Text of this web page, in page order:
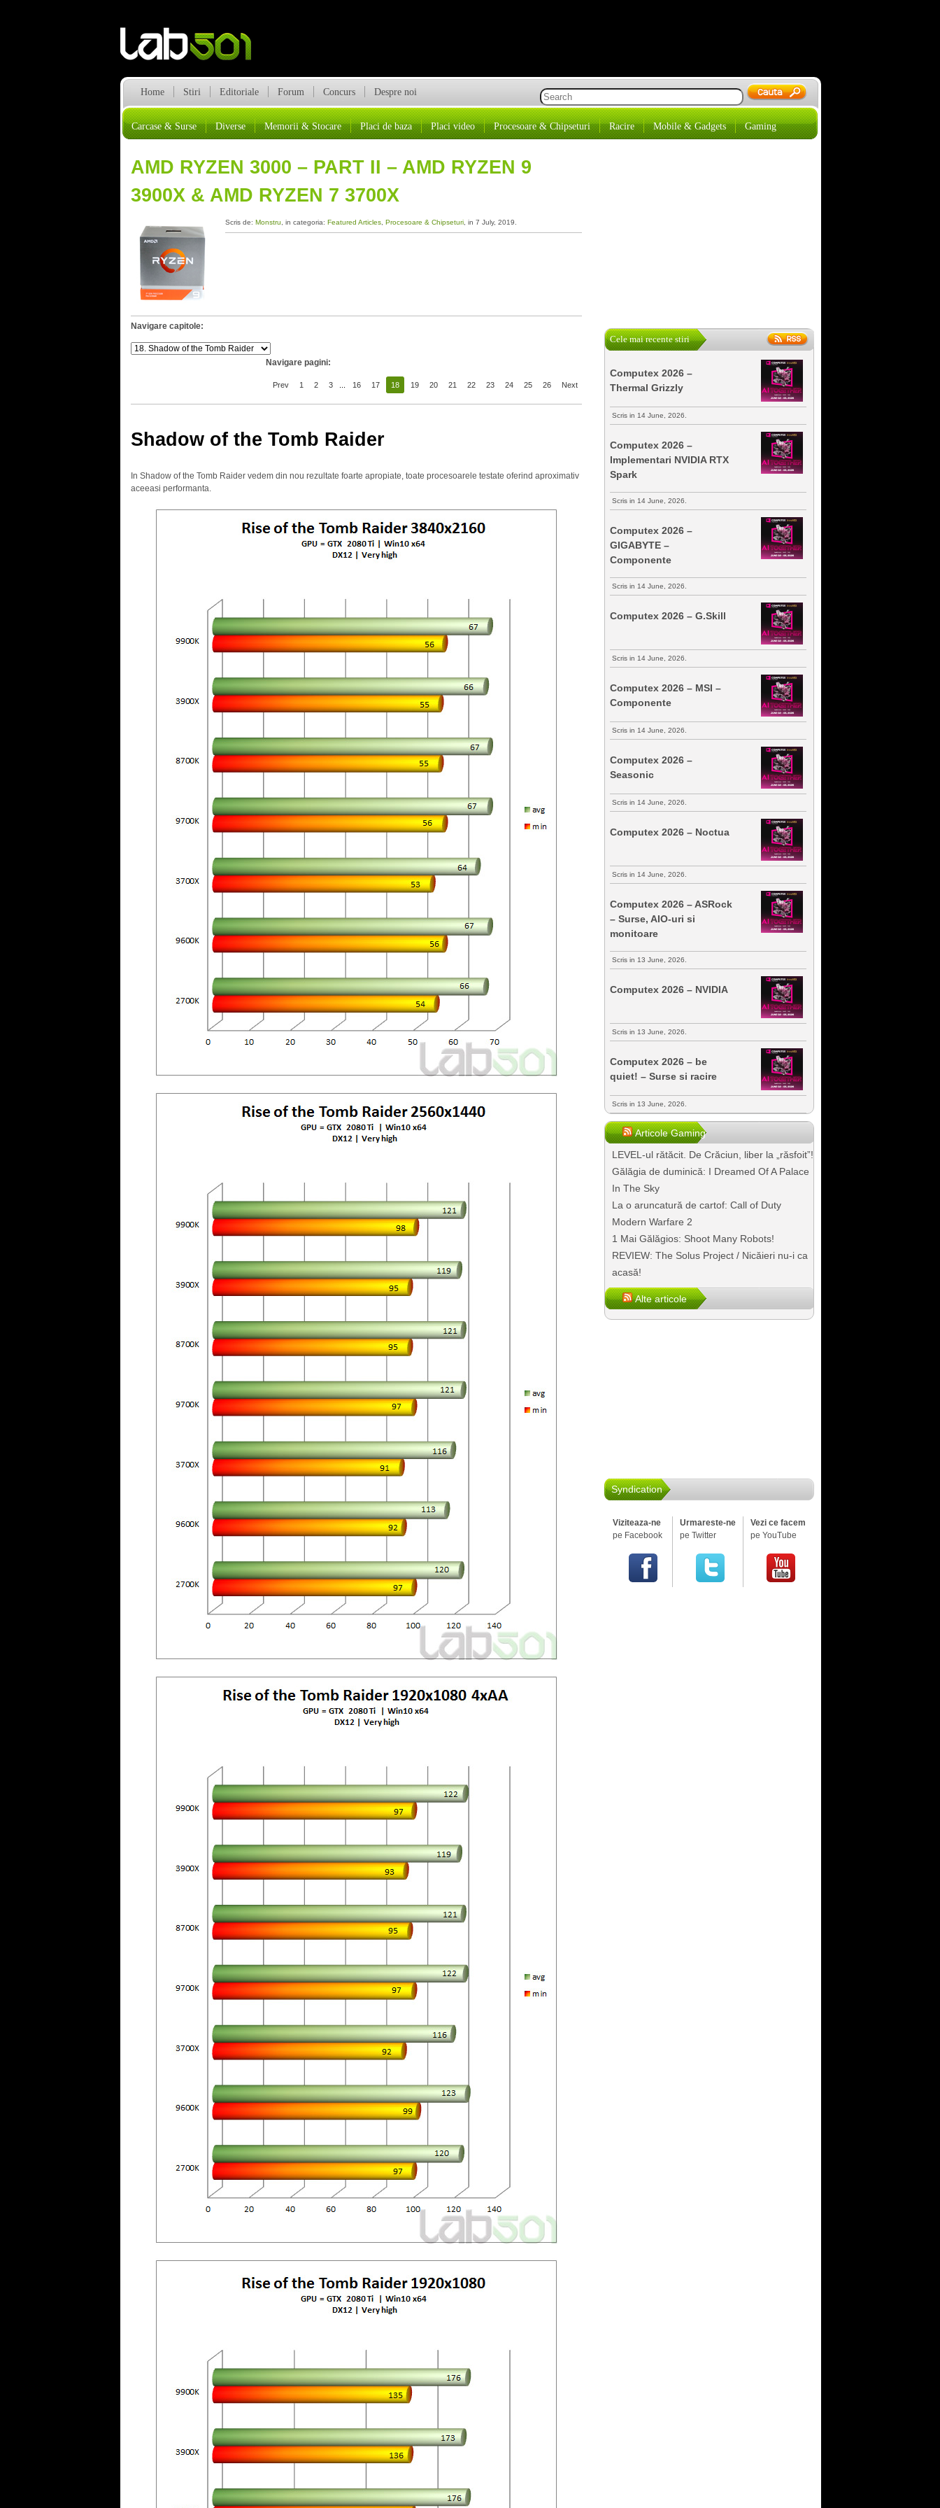
Home Stiri Editoriale Forum Concurs Despre noi
Carcase & Surse Diverse Memorii & Stocare Placi de baza Placi video Procesoare & Chipseturi Racire Mobile & Gadgets Gaming
AMD RYZEN 3000 – PART II – AMD RYZEN 9
3900X & AMD RYZEN 7 3700X
Scris de: Monstru , in categoria: Featured Articles, Procesoare & Chipseturi, in 7 July, 2019.
Navigare capitole:
Navigare pagini:
Prev 1 2 3 16 17 18 19 20 21 22 23 24 25 26 Next
Shadow of the Tomb Raider
In Shadow of the Tomb Raider vedem din nou rezultate foarte apropiate, toate procesoarele testate oferind aproximativ
aceeasi performanta.
Cele mai recente stiri
Computex 2026 –
Thermal Grizzly
Scris in 14 June, 2026.
Computex 2026 –
Implementari NVIDIA RTX
Spark
Scris in 14 June, 2026.
Computex 2026 –
GIGABYTE –
Componente
Scris in 14 June, 2026.
Computex 2026 – G.Skill
Scris in 14 June, 2026.
Computex 2026 – MSI –
Componente
Scris in 14 June, 2026.
Computex 2026 –
Seasonic
Scris in 14 June, 2026.
Computex 2026 – Noctua
Scris in 14 June, 2026.
Computex 2026 – ASRock
– Surse, AIO-uri si
monitoare
Scris in 13 June, 2026.
Computex 2026 – NVIDIA
Scris in 13 June, 2026.
Computex 2026 – be
quiet! – Surse si racire
Scris in 13 June, 2026.
Articole Gaming
LEVEL-ul rătăcit. De Crăciun, liber la „răsfoit”!
Gălăgia de duminică: I Dreamed Of A Palace
In The Sky
La o aruncatură de cartof: Call of Duty
Modern Warfare 2
1 Mai Gălăgios: Shoot Many Robots!
REVIEW: The Solus Project / Nicăieri nu-i ca
acasă!
Alte articole
Syndication
Viziteaza-ne
pe Facebook
Urmareste-ne
pe Twitter
Vezi ce facem
pe YouTube